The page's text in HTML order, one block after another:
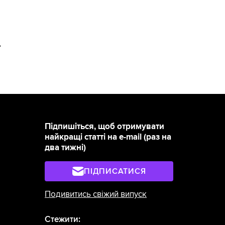
Підпишіться, щоб отримувати
найкращі статті на e-mail (раз на
два тижні)
ПІДПИСАТИСЯ
Подивитись свіжий випуск
Стежити: